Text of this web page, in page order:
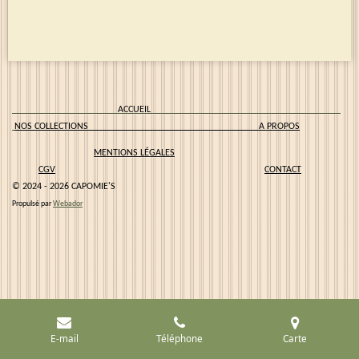
ACCUEIL
NOS COLLECTIONS A PROPOS
MENTIONS LÉGALES
CGV
CONTACT
© 2024 - 2026 CAPOMIE'S
Propulsé parWebador
E-mail Téléphone Carte